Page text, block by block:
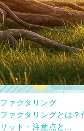
ファクタリング
ファクタリングとは？
リット・注意点と...